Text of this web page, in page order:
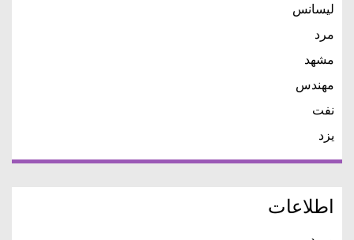
لیسانس
مرد
مشهد
مهندس
نفت
یزد
اطلاعات